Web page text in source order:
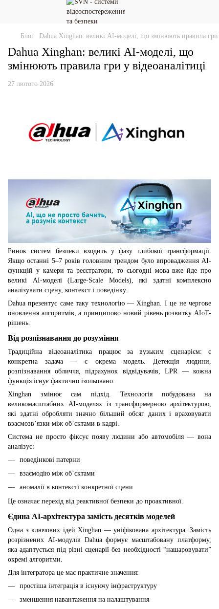
Блог Dahua Xinghan: великі AI-моделі, що змінюють правила гри
Dahua Xinghan: великі AI-моделі, що
змінюють правила гри у відеоаналітиці
27 лютого 2026
Ринок систем безпеки входить у фазу глибокої трансформації.
Якщо останні 5–7 років головним трендом було впровадження AI-
функцій у камери та реєстратори, то сьогодні мова вже йде про
великі AI-моделі (Large-Scale Models), які здатні комплексно
аналізувати сцену, контекст і поведінку.
Dahua презентує саме таку технологію — Xinghan. І це не чергове
оновлення алгоритмів, а принципово новий рівень розвитку AIoT-
рішень.
Від розпізнавання до розуміння
Традиційна відеоаналітика працює за вузьким сценарієм: є
конкретна задача — є окрема модель. Детекція людини,
розпізнавання обличчя, підрахунок відвідувачів, LPR — кожна
функція існує фактично ізольовано.
Xinghan змінює сам підхід. Технологія побудована на
великомасштабних AI-моделях із трансформерною архітектурою,
які здатні обробляти значно більший обсяг даних і враховувати
взаємозв’язки між об’єктами в кадрі.
Система не просто фіксує появу людини або автомобіля — вона
аналізує:
поведінкові патерни
взаємодію між об’єктами
аномалії в контексті конкретної сцени
Це означає перехід від реактивної безпеки до проактивної.
Єдина AI-архітектура замість десятків моделей
Одна з ключових ідей Xinghan — уніфікована архітектура. Замість
розрізнених AI-модулів Dahua формує масштабовану платформу,
яка адаптується під різні сценарії без необхідності “нашаровувати”
окремі алгоритми.
Для інтегратора це має практичне значення:
простіша інтеграція в існуючу інфраструктуру
зменшення навантаження на налаштування